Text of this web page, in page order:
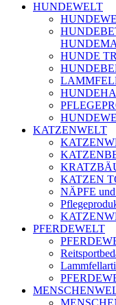
HUNDEWELT
HUNDE
KATZENWELT
KATZEN
NÄPFE
PFERDEWELT